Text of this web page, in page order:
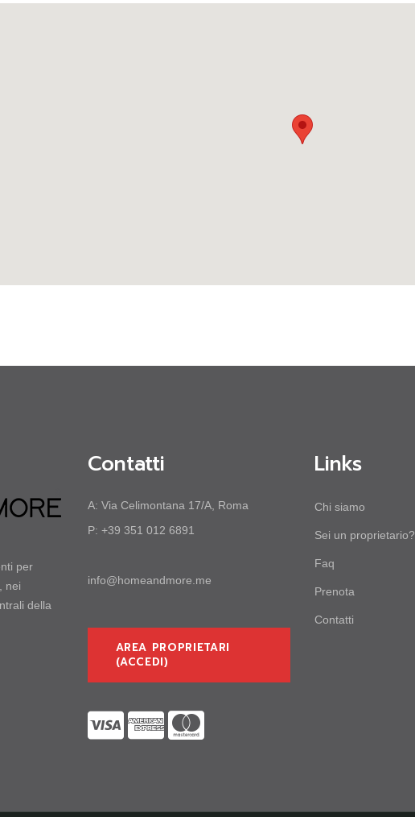
per
nei
della
Contatti
A: Via Celimontana 17/A, Roma
P: +39 351 012 6891
info@homeandmore.me
AREA PROPRIETARI
(ACCEDI)
Links
Chi siamo
Sei un proprietario?
Faq
Prenota
Contatti